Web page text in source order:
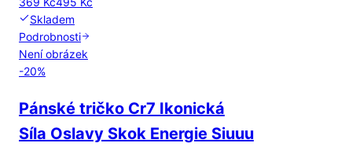
Skladem
Podrobnosti
Není obrázek
-20%
Pánské tričko Cr7 Ikonická
Síla Oslavy Skok Energie Siuuu